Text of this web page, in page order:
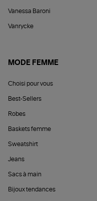
Vanessa Baroni
Vanrycke
MODE FEMME
Choisi pour vous
Best-Sellers
Robes
Baskets femme
Sweatshirt
Jeans
Sacs à main
Bijoux tendances